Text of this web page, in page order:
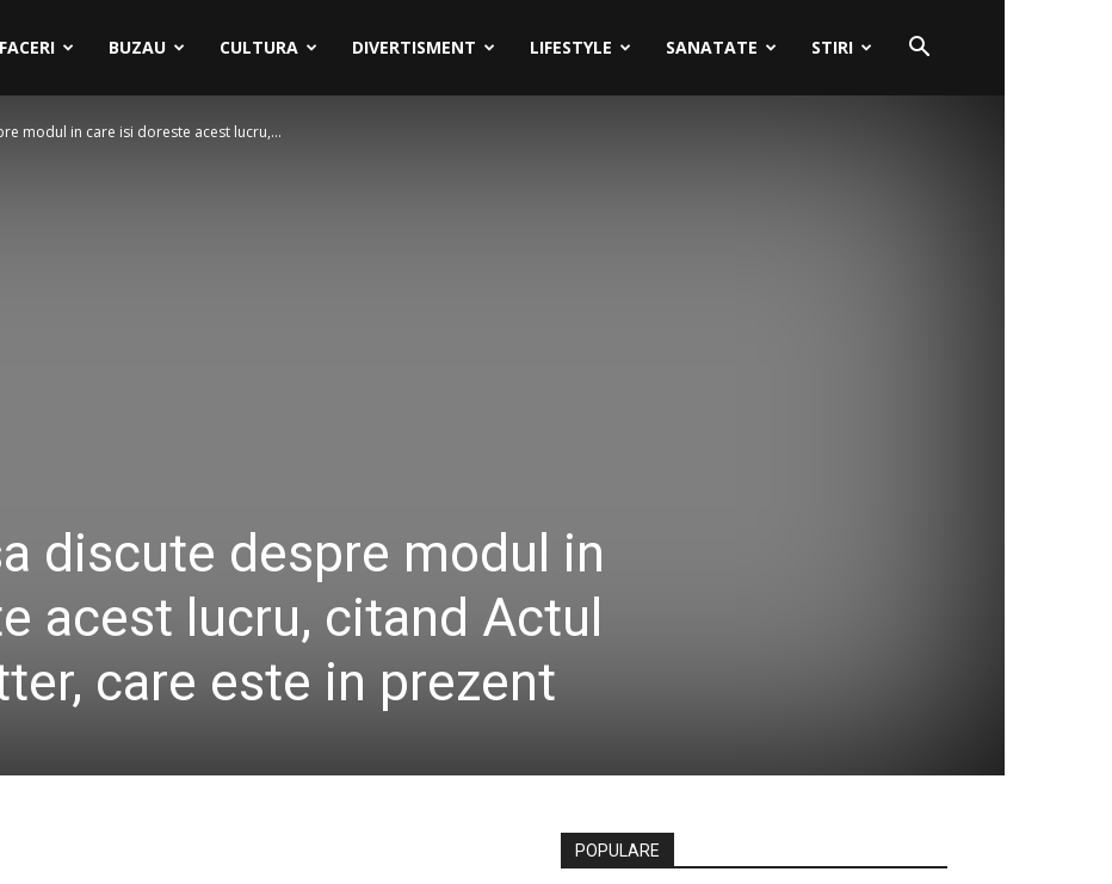
BUZAU CULTURA DIVERTISMENT LIFESTYLE SANATATE STIRI
modul in care isi doreste acest lucru,...
discute despre modul in
acest lucru, citand Actul
care este in prezent
POPULARE